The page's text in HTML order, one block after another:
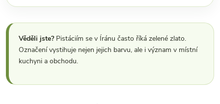
Věděli jste?Pistáciím se v Íránu často říká zelené zlato.
Označení vystihuje nejen jejich barvu, ale i význam v místní
kuchyni a obchodu.